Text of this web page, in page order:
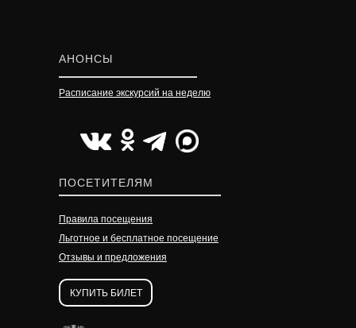
УЗНАТЬ ПОДРОБНЕЕ
АНОНСЫ
Расписание экскурсий на неделю
ПОСЕТИТЕЛЯМ
Правила посещения
Льготное и бесплатное посещение
Отзывы и предложения
КУПИТЬ БИЛЕТ